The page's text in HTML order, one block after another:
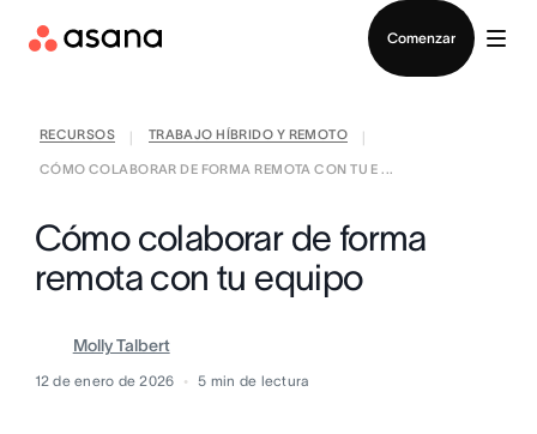
Comenzar
RECURSOS TRABAJO HÍBRIDO Y REMOTO
CÓMO COLABORAR DE FORMA REMOTA CON TU E ...
Cómo colaborar de forma
remota con tu equipo
Molly Talbert
12 de enero de 2026 5 min de lectura